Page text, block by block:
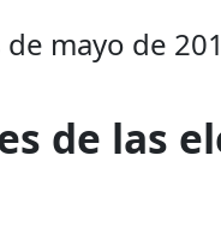
mayo de
de las